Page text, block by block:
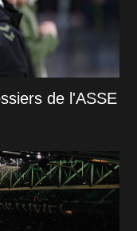
de l'ASSE